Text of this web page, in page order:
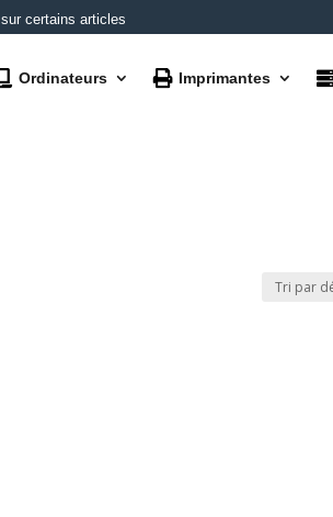
sur certains articles
Ordinateurs Imprimantes